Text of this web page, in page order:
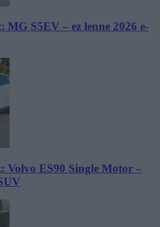
MG S5EV – ez lenne 2026 e-
Volvo ES90 Single Motor –